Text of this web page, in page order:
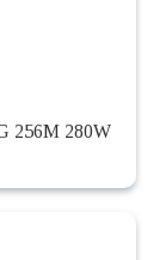
256M 280W